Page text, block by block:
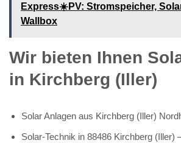
Express☀️PV️: Stromspeicher,
Wallbox
Wir bieten Ihnen
in Kirchberg (Iller)
Solar Anlagen aus Kirchberg (Iller)
Solar-Technik in 88486 Kirchberg (Iller)